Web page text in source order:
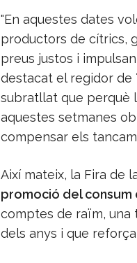
"En aquestes dates
productors de cítrics,
preus justos i
destacat el regidor de
subratllat que perquè
aquestes setmanes
compensar els
Així mateix, la Fira de
promoció del consum
comptes de raïm, una
dels anys i que